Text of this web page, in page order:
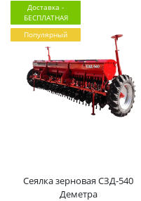
Доставка -
БЕСПЛАТНАЯ
Популярный
Сеялка зерновая СЗД-540
Деметра